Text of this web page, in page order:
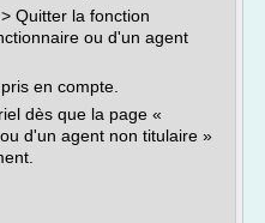
Quitter la fonction
ou d'un agent
en compte.
dès que la page «
d'un agent non titulaire »